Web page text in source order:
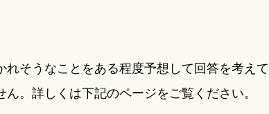
そうなことをある程度予想して回答を考えて
。詳しくは下記のページをご覧ください。